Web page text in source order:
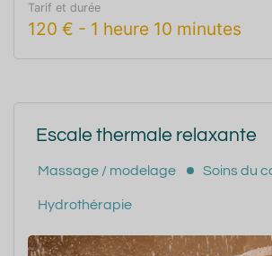
- d'une entrée à l'espace aqua-détente
Tarif et durée
120 € - 1 heure 10 minutes
Escale thermale relaxante
Massage / modelage Soins du
Hydrothérapie